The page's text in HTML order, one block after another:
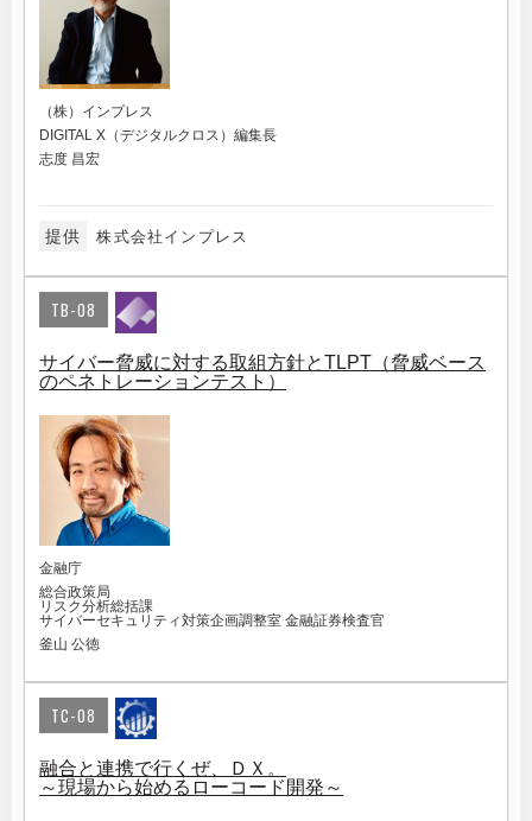
（株）インプレス
DIGITAL X（デジタルクロス）編集長
志度 昌宏
提供 株式会社インプレス
TB-08
サイバー脅威に対する取組方針とTLPT（脅威ベース
のペネトレーションテスト）
金融庁
総合政策局
リスク分析総括課
サイバーセキュリティ対策企画調整室 金融証券検査官
釜山 公徳
TC-08
融合と連携で行くぜ、ＤＸ。
～現場から始めるローコード開発～